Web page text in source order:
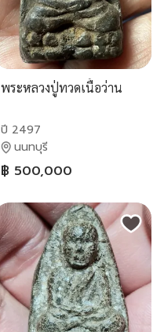
พระหลวงปู่ทวดเนื้อว่าน
ปี 2497
นนทบุรี
฿ 500,000